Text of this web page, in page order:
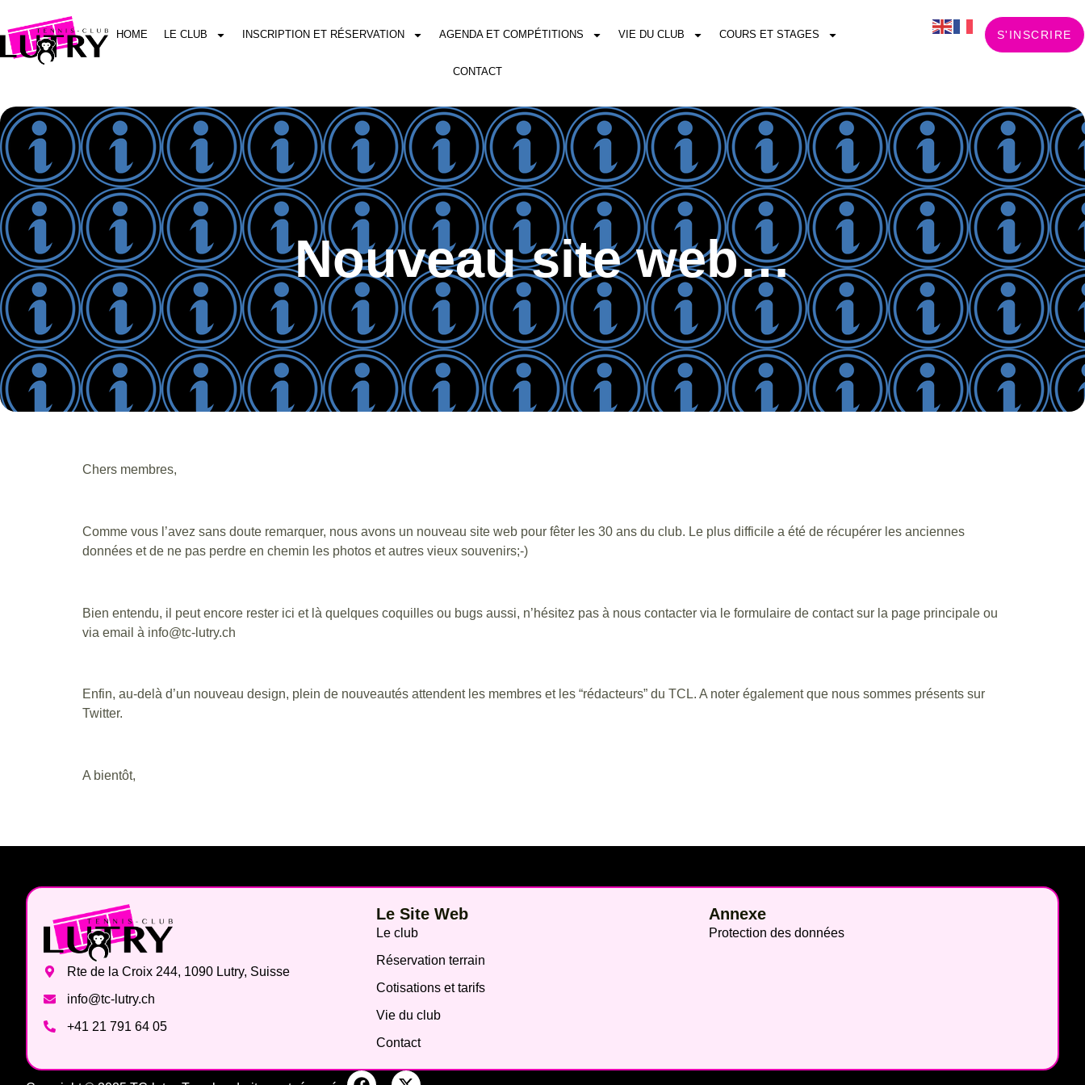
HOME LE CLUB INSCRIPTION ET RÉSERVATION AGENDA ET COMPÉTITIONS VIE DU CLUB COURS ET STAGES
CONTACT
S'INSCRIRE
Nouveau site web…
Chers membres,
Comme vous l’avez sans doute remarquer, nous avons un nouveau site web pour fêter les 30 ans du club. Le plus difficile a été de récupérer les anciennes
données et de ne pas perdre en chemin les photos et autres vieux souvenirs;-)
Bien entendu, il peut encore rester ici et là quelques coquilles ou bugs aussi, n’hésitez pas à nous contacter via le formulaire de contact sur la page principale ou
via email à info@tc-lutry.ch
Enfin, au-delà d’un nouveau design, plein de nouveautés attendent les membres et les “rédacteurs” du TCL. A noter également que nous sommes présents sur
Twitter.
A bientôt,
Rte de la Croix 244, 1090 Lutry, Suisse
info@tc-lutry.ch
+41 21 791 64 05
Le Site Web
Le club
Réservation terrain
Cotisations et tarifs
Vie du club
Contact
Annexe
Protection des données